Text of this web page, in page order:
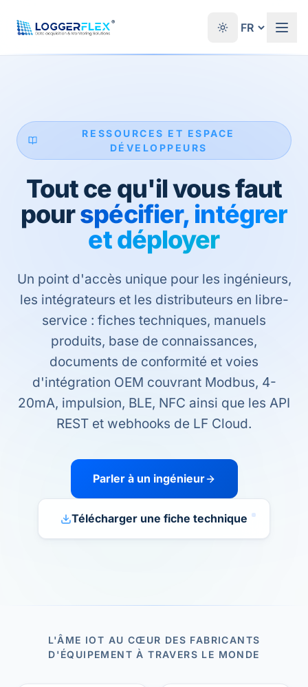
®
RESSOURCES ET ESPACE
DÉVELOPPEURS
Tout ce qu'il vous faut
pourspécifier, intégrer
et déployer
Un point d'accès unique pour les ingénieurs,
les intégrateurs et les distributeurs en libre-
service : fiches techniques, manuels
produits, base de connaissances,
documents de conformité et voies
d'intégration OEM couvrant Modbus, 4-
20mA, impulsion, BLE, NFC ainsi que les API
REST et webhooks de LF Cloud.
Parler à un ingénieur
Télécharger une fiche technique
L'ÂME IOT AU CŒUR DES FABRICANTS
D'ÉQUIPEMENT À TRAVERS LE MONDE